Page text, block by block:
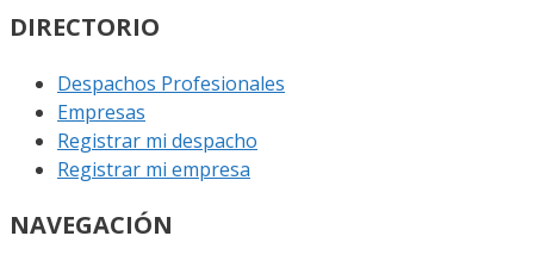
DIRECTORIO
Despachos Profesionales
Empresas
Registrar mi despacho
Registrar mi empresa
NAVEGACIÓN